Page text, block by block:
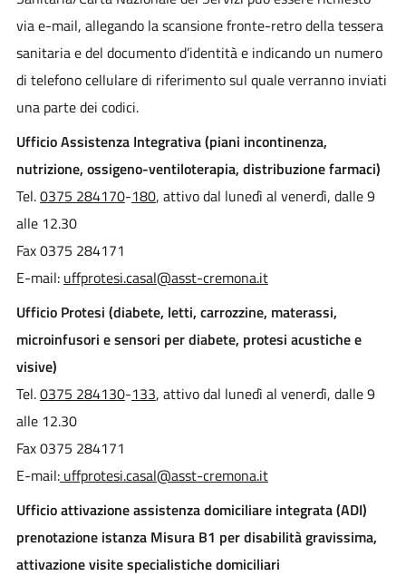
via e-mail, allegando la scansione fronte-retro della tessera
sanitaria e del documento d’identità e indicando un numero
di telefono cellulare di riferimento sul quale verranno inviati
una parte dei codici.
Ufficio Assistenza Integrativa (piani incontinenza,
nutrizione, ossigeno-ventiloterapia, distribuzione farmaci)
Tel.0375 284170-180, attivo dal lunedì al venerdì, dalle 9
alle 12.30
Fax 0375 284171
E-mail: uffprotesi.casal@asst-cremona.it
Ufficio Protesi (diabete, letti, carrozzine, materassi,
microinfusori e sensori per diabete, protesi acustiche e
visive)
Tel.0375 284130-133, attivo dal lunedì al venerdì, dalle 9
alle 12.30
Fax 0375 284171
E-mail:uffprotesi.casal@asst-cremona.it
Ufficio attivazione assistenza domiciliare integrata (ADI)
prenotazione istanza Misura B1 per disabilità gravissima,
attivazione visite specialistiche domiciliari